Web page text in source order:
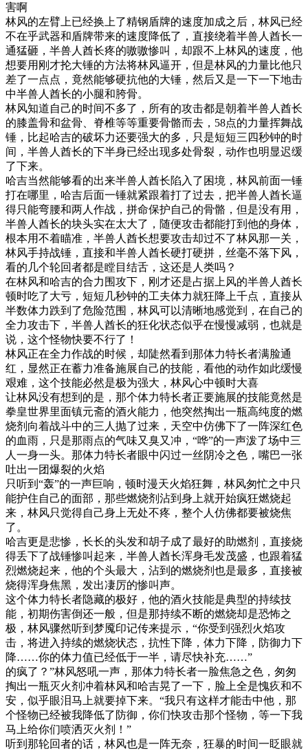
害啊
林风的左臂上已经换上了精钢盾牌的速度加成之后，林风已经
不在乎武器和盾牌带来的速度降低了，直接绕着半兽人酋长一
通猛砸，半兽人酋长疼的嗷嗷惨叫，却跟不上林风的速度，他
想要用刚才抡大锤的方法将林风逼开，但是林风的力量比他只
差了一点点，竟然能够硬抗他的大锤，然后又是一下一下地击
中半兽人酋长的小腿和胯骨。
林风知道自己的时间不多了，所有的攻击都是朝着半兽人酋长
的膝盖骨和盆骨、脊椎等等重要骨骼而去，58点的力量挥舞战
锤，比起哈吉的破坏力还要强大的多，只是短短三四秒钟的时
间，半兽人酋长的下半身已经出现多处骨裂，动作也明显迟缓
了下来。
哈吉当然能够看的出来半兽人酋长陷入了困境，林风前面一锤
打在哪里，哈吉后面一锤就紧跟着打了过去，把半兽人酋长逼
得只能弯腰和两人作战，拼命保护自己的骨骼，但是没有用，
半兽人酋长的块头实在太大了，随便攻击都能打到他的身体，
根本用不着瞄准，半兽人酋长想要攻击却过不了林风那一关，
林风手持战锤，直接和半兽人酋长硬打硬拼，丝毫不落下风，
看的几个轮回者都是瞠目结舌，这还是人类吗？
在林风和哈吉的合力围攻下，刚才还是占据上风的半兽人酋长
顿时吃了大亏，短短几秒钟的工夫体力就狂降上千点，直接从
半数体力跌到了危险范围，林风可以清晰地感觉到，在自己的
全力攻击下，半兽人酋长的狂化状态似乎在慢慢减弱，也就是
说，这个怪物快要不行了！
林风正在全力作战的时候，却陡然看到那体力特长者满脸通
红，显然正在蓄力准备施展自己的技能，看他的动作如此缓慢
艰难，这个技能必然是极为强大，林风心中顿时大喜
让林风没有想到的是，那个体力特长者正要施展的技能竟然是
拳皇世界里面镇元斋的酒火能力，他突然掏出一瓶高纯度的燃
烧剂向着战斗中的三人抛了过来，天空中仿佛下了一阵深红色
的血雨，只是那雨点的气味又臭又冲，“哗”的一声泼了场中三
人一身一头。那体力特长者眼中闪过一丝阴冷之色，嘴巴一张
吐出一团爆裂的火焰
只听到“轰”的一声巨响，顿时漫天火焰狂舞，林风匆忙之中只
能护住自己的面部，那些燃烧剂沾到身上就开始疯狂燃烧起
来，林风只觉得自己身上无处不疼，整个人仿佛都要被烧焦
了。
哈吉更是悲惨，长长的头发和胡子成了最好的助燃剂，直接烧
得丢下了战锤惨叫起来，半兽人酋长浑身毛发茂盛，也跟着猛
烈燃烧起来，他的个头最大，沾到的燃烧剂也是最多，直接被
烧得浑身焦黑，发出凄厉的惨叫声。
这个体力特长者隐藏的极好，他的酒火技能是典型的持续技
能，初期伤害倒还一般，但是那持续不断的燃烧却是恐怖之
极，林风骤然听到梦魇印记传来提示，“你受到强烈火焰攻
击，将进入持续的燃烧状态，抗性下降，体力下降，防御力下
降……你的体力值已经低于一半，请尽快补充……”
的疯了？”林风怒吼一声，那体力特长者一脸焦急之色，匆匆
掏出一瓶灭火剂冲着林风和哈吉晃了一下，脸上全是愧疚和不
安，似乎眼泪马上就要掉下来。“我只有这样才能击中他，那
个怪物已经被我降低了防御，你们快攻击那个怪物，等一下我
马上给你们喷洒灭火剂！”
听到那轮回者的话，林风也是一阵无奈，狂暴的时间一眨眼就